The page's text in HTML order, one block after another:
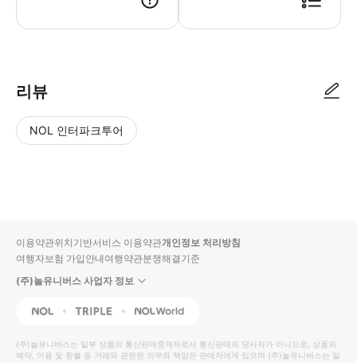
리뷰
NOL 인터파크투어
입니
다.
높
은
동
영
순
상
이용약관위치기반서비스 이용약관개인정보 처리방침
여행자보험 가입안내여행약관분쟁해결기준
(주)놀유니버스 사업자 정보
NOL Triple Interpark Global
(주)놀유니버스는 일부 상품의 통신판매중개자로서 통신판매의 당사자가 아니므로, 상품의
예약, 이용 및 환불 등 거래와 관련된 의무와 책임은 판매자에게 있으며 (주)놀유니버스는 일